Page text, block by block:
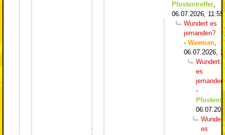
Pfostentreffer,
06.07.2026, 11:55
Wundert es
jemanden?
- Weeman,
06.07.2026,
Wundert
es
-
Wundert
es